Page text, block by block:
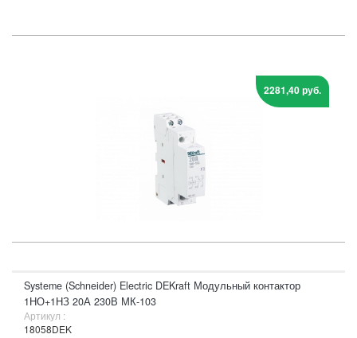
2281,40 руб.
Systeme (Schneider) Electric DEKraft Модульный контактор
1НО+1НЗ 20А 230В МК-103
Артикул :
18058DEK